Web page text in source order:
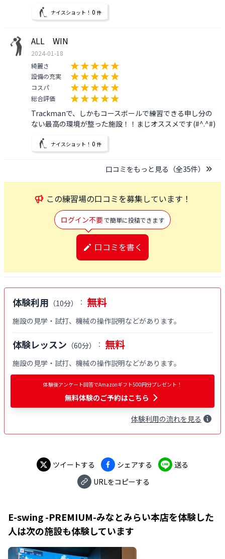
ナイスショット！ 0 件
ALL WIN
2024-01-18
綺麗さ
設備の充実
コスパ
総合評価
Trackmanで、しかもコースボールで練習できる申し分の
ない最高の環境が整った施設！！まじオススメです(#^.^#)
ナイスショット！ 0 件
口コミをもっと見る（全35件）
この練習場の口コミを募集しています！
ログイン不要で簡単に投稿できます
口コミを書く
体験利用 （10分） ： 無料
施設の見学・試打、機械の操作説明などがあります。
体験レッスン （60分） ： 無料
施設の見学・試打、機械の操作説明などがあります。
体験後アンケート回答でAmazonギフト500円分プレゼント！
無料体験のご予約はこちら
体験利用の流れを見る
ツイートする シェアする
送る
URLをコピーする
E-swing -PREMIUM-みなとみらい本店を体験した
人は次の施設も体験しています